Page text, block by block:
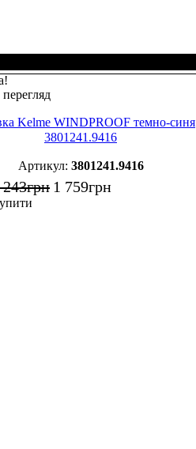
Kelme WINDPROOF темно-синя
3801241.9416
3801241.9416
243грн 1 759грн